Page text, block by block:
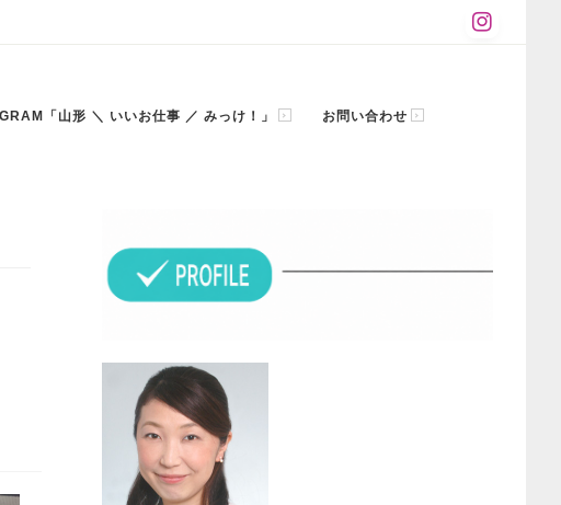
「山形 ＼ いいお仕事 ／ みっけ！」 お問い合わせ